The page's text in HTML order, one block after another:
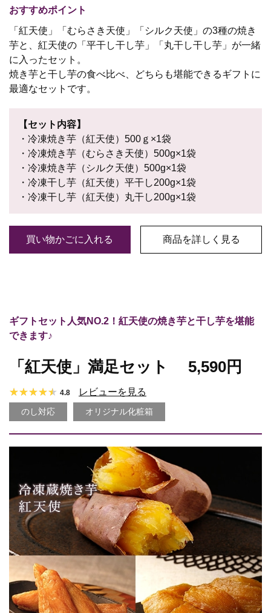
おすすめポイント
「紅天使」「むらさき天使」「シルク天使」の3種の焼き
芋と、紅天使の「平干し干し芋」「丸干し干し芋」が一緒
に入ったセット。
焼き芋と干し芋の食べ比べ、どちらも堪能できるギフトに
最適なセットです。
【セット内容】
・冷凍焼き芋（紅天使）500ｇ×1袋
・冷凍焼き芋（むらさき天使）500g×1袋
・冷凍焼き芋（シルク天使）500g×1袋
・冷凍干し芋（紅天使）平干し200g×1袋
・冷凍干し芋（紅天使）丸干し200g×1袋
買い物かごに入れる 商品を詳しく見る
ギフトセット人気NO.2！紅天使の焼き芋と干し芋を堪能
できます♪
「紅天使」満足セット 5,590円
4.8 レビューを見る
のし対応 オリジナル化粧箱